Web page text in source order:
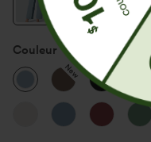
Couleur Forget-Me-Not
New